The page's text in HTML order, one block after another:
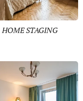
HOME STAGING